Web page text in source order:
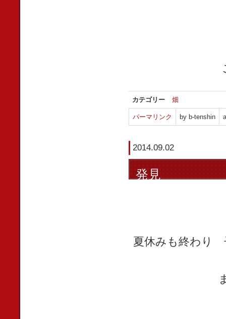
カテゴリー 畑
パーマリンク by b-tenshin
2014.09.02
発見
夏休みも終わり